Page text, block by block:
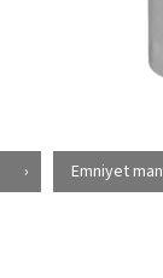
Emniyet